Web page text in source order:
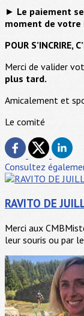
► Le paiement
moment de votre
POUR S’INCRIRE,
Merci de valider
plus tard.
Amicalement et
Le comité
Consultez
RAVITO DE
Merci aux
leur souris ou par